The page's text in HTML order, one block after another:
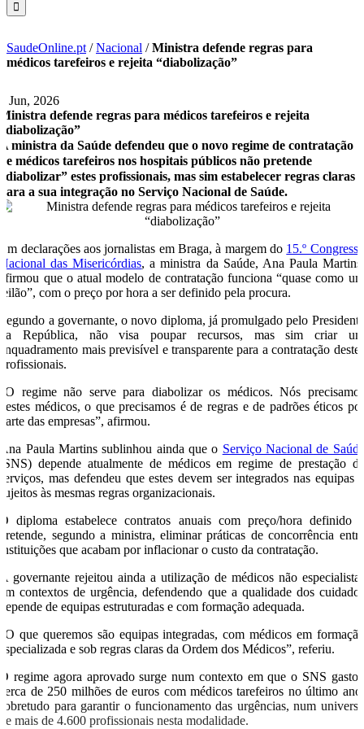
SaudeOnline.pt /Nacional /Ministra defende regras para
médicos tarefeiros e rejeita “diabolização”
8 Jun, 2026
Ministra defende regras para médicos tarefeiros e rejeita
“diabolização”
A ministra da Saúde defendeu que o novo regime de contratação
de médicos tarefeiros nos hospitais públicos não pretende
“diabolizar” estes profissionais, mas sim estabelecer regras claras
para a sua integração no Serviço Nacional de Saúde.
Em declarações aos jornalistas em Braga, à margem do 15.º Congresso
Nacional das Misericórdias, a ministra da Saúde, Ana Paula Martins
afirmou que o atual modelo de contratação funciona “quase como um
leilão”, com o preço por hora a ser definido pela procura.
Segundo a governante, o novo diploma, já promulgado pelo Presidente
da República, não visa poupar recursos, mas sim criar um
enquadramento mais previsível e transparente para a contratação destes
profissionais.
“O regime não serve para diabolizar os médicos. Nós precisamos
destes médicos, o que precisamos é de regras e de padrões éticos por
parte das empresas”, afirmou.
Ana Paula Martins sublinhou ainda que o Serviço Nacional de Saúde
SNS) depende atualmente de médicos em regime de prestação de
serviços, mas defendeu que estes devem ser integrados nas equipas e
sujeitos às mesmas regras organizacionais.
O diploma estabelece contratos anuais com preço/hora definido e
pretende, segundo a ministra, eliminar práticas de concorrência entre
instituições que acabam por inflacionar o custo da contratação.
A governante rejeitou ainda a utilização de médicos não especialistas
em contextos de urgência, defendendo que a qualidade dos cuidados
depende de equipas estruturadas e com formação adequada.
“O que queremos são equipas integradas, com médicos em formação
especializada e sob regras claras da Ordem dos Médicos”, referiu.
O regime agora aprovado surge num contexto em que o SNS gastou
cerca de 250 milhões de euros com médicos tarefeiros no último ano,
sobretudo para garantir o funcionamento das urgências, num universo
de mais de 4.600 profissionais nesta modalidade.